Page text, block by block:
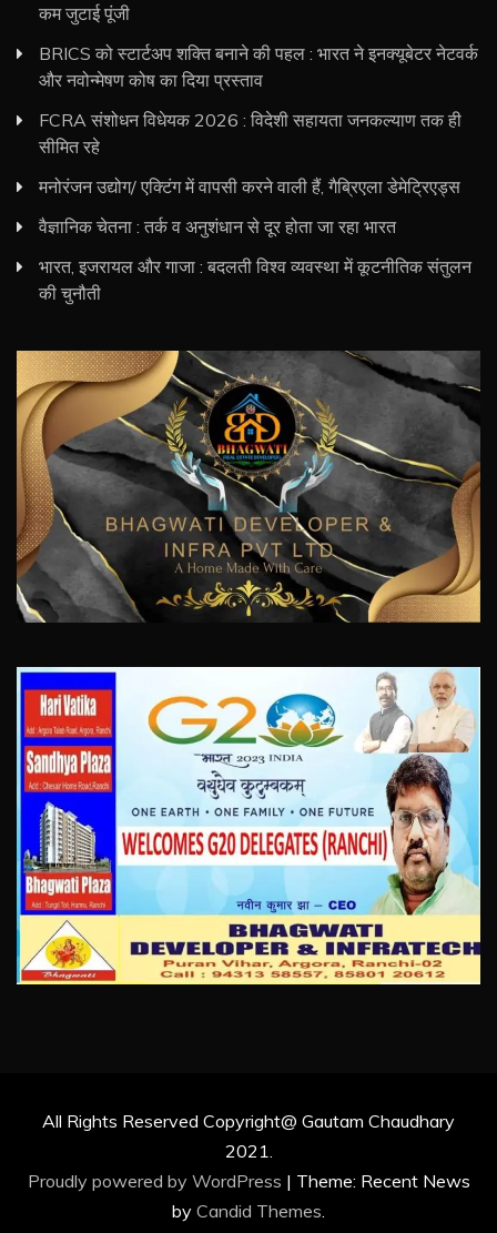
कम जुटाई पूंजी
BRICS को स्टार्टअप शक्ति बनाने की पहल : भारत ने इनक्यूबेटर नेटवर्क
और नवोन्मेषण कोष का दिया प्रस्ताव
FCRA संशोधन विधेयक 2026 : विदेशी सहायता जनकल्याण तक ही
सीमित रहे
मनोरंजन उद्योग/ एक्टिंग में वापसी करने वाली हैं, गैब्रिएला डेमेट्रिएड्स
वैज्ञानिक चेतना : तर्क व अनुशंधान से दूर होता जा रहा भारत
भारत, इजरायल और गाजा : बदलती विश्व व्यवस्था में कूटनीतिक संतुलन
की चुनौती
All Rights Reserved Copyright@ Gautam Chaudhary
2021.
Proudly powered by WordPress | Theme: Recent News
by Candid Themes.